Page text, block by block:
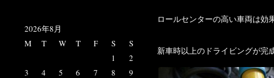
2026年8月
M
T W T F S
S
1
2
3
4 5 6 7 8
9
ロールセンターの高い車両は効
新車時以上のドライビングが完